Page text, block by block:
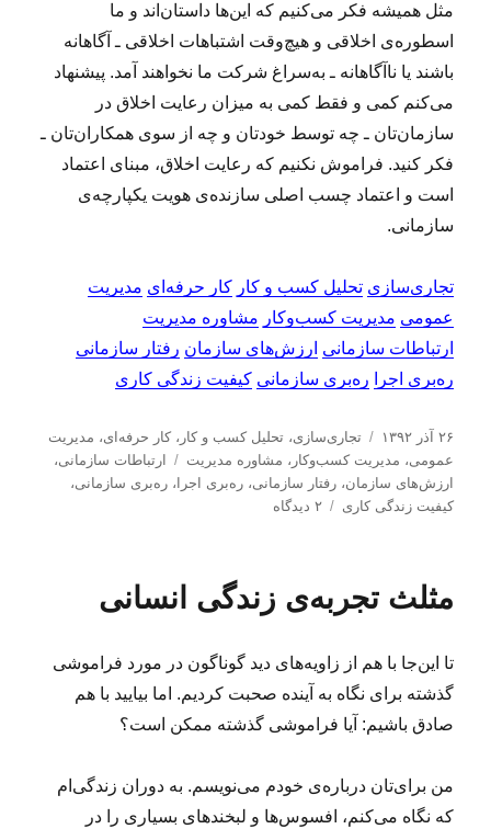
مثل همیشه فکر می‌کنیم که این‌ها داستان‌اند و ما
اسطوره‌ی اخلاقی و هیچ‌وقت اشتباهات اخلاقی ـ آگاهانه
باشند یا ناآگاهانه ـ به‌سراغ شرکت ما نخواهند آمد. پیشنهاد
می‌کنم کمی و فقط کمی به میزان رعایت اخلاق در
سازمان‌تان ـ چه توسط خودتان و چه از سوی همکاران‌تان ـ
فکر کنید. فراموش نکنیم که رعایت اخلاق، مبنای اعتماد
است و اعتماد چسب اصلی سازنده‌ی هویت یکپارچه‌ی
سازمانی.
تجاری‌سازی تحلیل کسب و کار کار حرفه‌ای مدیریت
عمومی مدیریت کسب‌و‌کار مشاوره مدیریت
ارتباطات سازمانی ارزش‌های سازمان رفتار سازمانی
ره‌بری اجرا
ره‌بری سازمانی کیفیت زندگی کاری
ا
ر
س
ا
ه
۲۶ آذر ۱۳۹۲
د
س
ت
ه‌
تجاری‌سازی،تحلیل كسب و كار ،کار حرفه‌ای، مدیریت
عمومی، مدیریت كسب‌و‌كار ، مشاوره مدیریت
ب
ر
ا
ارتباطات سازمانی،
ارزش‌های سازمان،رفتار سازمانی،ره‌بری اجرا ،ره‌بری سازمانی،
کیفیت زندگی کاری
۲ دیدگاه
س
م
ا
ن
م
ل
و
مثلث تجربه‌ی زندگی انسانی
تا این‌جا با هم از زاویه‌های دید گوناگون در مورد فراموشی
گذشته برای نگاه به آینده صحبت کردیم. اما بیایید با هم
صادق باشیم: آیا فراموشی گذشته ممکن است؟
من برای‌تان درباره‌ی خودم می‌نویسم. به دوران زندگی‌ام
که نگاه می‌کنم، افسوس‌ها و لبخندهای بسیاری را در